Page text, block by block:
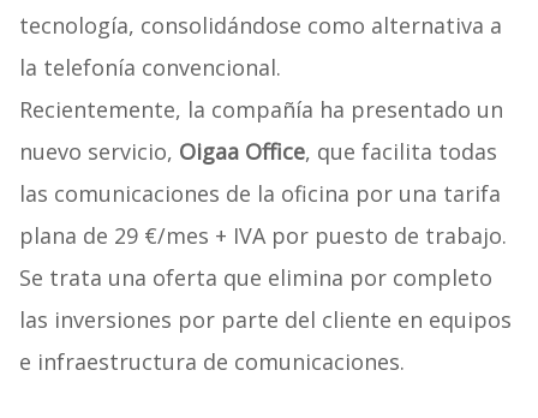
tecnología, consolidándose como alternativa a
la telefonía convencional.
Recientemente, la compañía ha presentado un
nuevo servicio, Oigaa Office, que facilita todas
las comunicaciones de la oficina por una tarifa
plana de 29 €/mes + IVA por puesto de trabajo.
Se trata una oferta que elimina por completo
las inversiones por parte del cliente en equipos
e infraestructura de comunicaciones.